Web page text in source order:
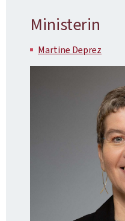
Ministerin
Martine Deprez